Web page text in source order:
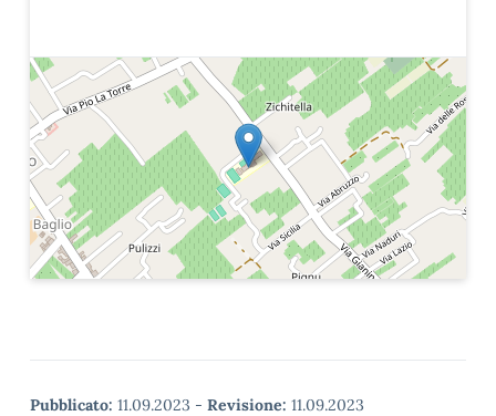
Pubblicato: 11.09.2023 - Revisione: 11.09.2023